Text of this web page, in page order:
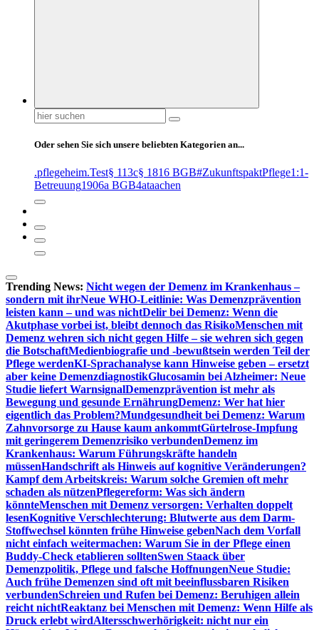
Suchen
nach:
Oder sehen Sie sich unsere beliebten Kategorien an...
.pflegeheim.Test§ 113c§ 1816 BGB#ZukunftspaktPflege1:1-
Betreuung1906a BGB4ataachen
Trending News: Nicht wegen der Demenz im Krankenhaus –
sondern mit ihrNeue WHO-Leitlinie: Was Demenzprävention
leisten kann – und was nichtDelir bei Demenz: Wenn die
Akutphase vorbei ist, bleibt dennoch das RisikoMenschen mit
Demenz wehren sich nicht gegen Hilfe – sie wehren sich gegen
die BotschaftMedienbiografie und -bewußtsein werden Teil der
Pflege werdenKI-Sprachanalyse kann Hinweise geben – ersetzt
aber keine DemenzdiagnostikGlucosamin bei Alzheimer: Neue
Studie liefert WarnsignalDemenzprävention ist mehr als
Bewegung und gesunde ErnährungDemenz: Wer hat hier
eigentlich das Problem?Mundgesundheit bei Demenz: Warum
Zahnvorsorge zu Hause kaum ankommtGürtelrose-Impfung
mit geringerem Demenzrisiko verbundenDemenz im
Krankenhaus: Warum Führungskräfte handeln
müssenHandschrift als Hinweis auf kognitive Veränderungen?
Kampf dem Arbeitskreis: Warum solche Gremien oft mehr
schaden als nützenPflegereform: Was sich ändern
könnteMenschen mit Demenz versorgen: Verhalten doppelt
lesenKognitive Verschlechterung: Blutwerte aus dem Darm-
Stoffwechsel könnten frühe Hinweise gebenNach dem Vorfall
nicht einfach weitermachen: Warum Sie in der Pflege einen
Buddy-Check etablieren solltenSwen Staack über
Demenzpolitik, Pflege und falsche HoffnungenNeue Studie:
Auch frühe Demenzen sind oft mit beeinflussbaren Risiken
verbundenSchreien und Rufen bei Demenz: Beruhigen allein
reicht nichtReaktanz bei Menschen mit Demenz: Wenn Hilfe als
Druck erlebt wirdAltersschwerhörigkeit: nicht nur ein